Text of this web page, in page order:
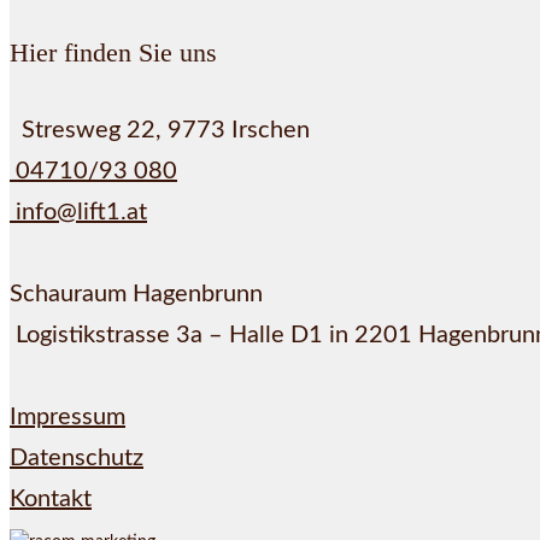
Hier finden Sie uns
Stresweg 22, 9773 Irschen
04710/93 080
info@lift1.at
Schauraum Hagenbrunn
Logistikstrasse 3a – Halle D1 in 2201
Impressum
Datenschutz
Kontakt